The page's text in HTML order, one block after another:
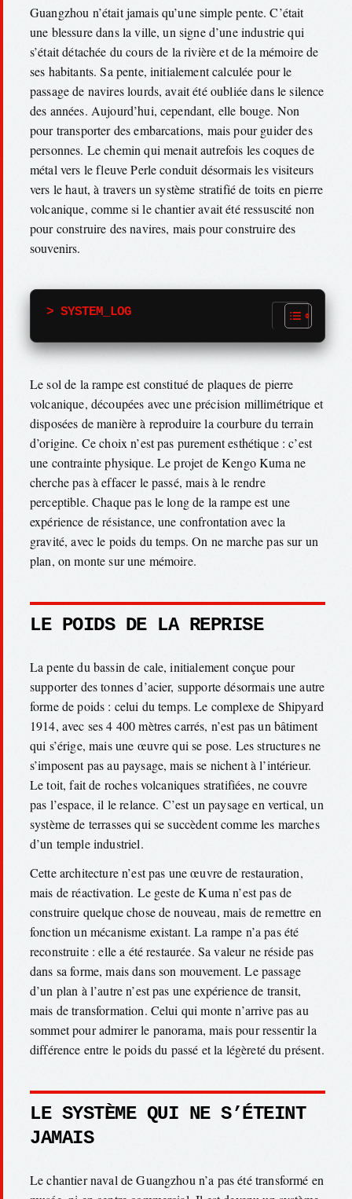
Guangzhou n’était jamais qu’une simple pente. C’était
une blessure dans la ville, un signe d’une industrie qui
s’était détachée du cours de la rivière et de la mémoire de
ses habitants. Sa pente, initialement calculée pour le
passage de navires lourds, avait été oubliée dans le silence
des années. Aujourd’hui, cependant, elle bouge. Non
pour transporter des embarcations, mais pour guider des
personnes. Le chemin qui menait autrefois les coques de
métal vers le fleuve Perle conduit désormais les visiteurs
vers le haut, à travers un système stratifié de toits en pierre
volcanique, comme si le chantier avait été ressuscité non
pour construire des navires, mais pour construire des
souvenirs.
> SYSTEM_LOG
Le sol de la rampe est constitué de plaques de pierre
volcanique, découpées avec une précision millimétrique et
disposées de manière à reproduire la courbure du terrain
d’origine. Ce choix n’est pas purement esthétique : c’est
une contrainte physique. Le projet de Kengo Kuma ne
cherche pas à effacer le passé, mais à le rendre
perceptible. Chaque pas le long de la rampe est une
expérience de résistance, une confrontation avec la
gravité, avec le poids du temps. On ne marche pas sur un
plan, on monte sur une mémoire.
LE POIDS DE LA REPRISE
La pente du bassin de cale, initialement conçue pour
supporter des tonnes d’acier, supporte désormais une autre
forme de poids : celui du temps. Le complexe de Shipyard
1914, avec ses 4 400 mètres carrés, n’est pas un bâtiment
qui s’érige, mais une œuvre qui se pose. Les structures ne
s’imposent pas au paysage, mais se nichent à l’intérieur.
Le toit, fait de roches volcaniques stratifiées, ne couvre
pas l’espace, il le relance. C’est un paysage en vertical, un
système de terrasses qui se succèdent comme les marches
d’un temple industriel.
Cette architecture n’est pas une œuvre de restauration,
mais de réactivation. Le geste de Kuma n’est pas de
construire quelque chose de nouveau, mais de remettre en
fonction un mécanisme existant. La rampe n’a pas été
reconstruite : elle a été restaurée. Sa valeur ne réside pas
dans sa forme, mais dans son mouvement. Le passage
d’un plan à l’autre n’est pas une expérience de transit,
mais de transformation. Celui qui monte n’arrive pas au
sommet pour admirer le panorama, mais pour ressentir la
différence entre le poids du passé et la légèreté du présent.
LE SYSTÈME QUI NE S’ÉTEINT
JAMAIS
Le chantier naval de Guangzhou n’a pas été transformé en